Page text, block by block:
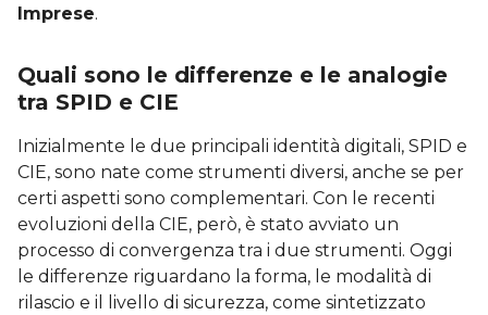
Imprese.
Quali sono le differenze e le analogie
tra SPID e CIE
Inizialmente le due principali identità digitali, SPID e
CIE, sono nate come strumenti diversi, anche se per
certi aspetti sono complementari. Con le recenti
evoluzioni della CIE, però, è stato avviato un
processo di convergenza tra i due strumenti. Oggi
le differenze riguardano la forma, le modalità di
rilascio e il livello di sicurezza, come sintetizzato